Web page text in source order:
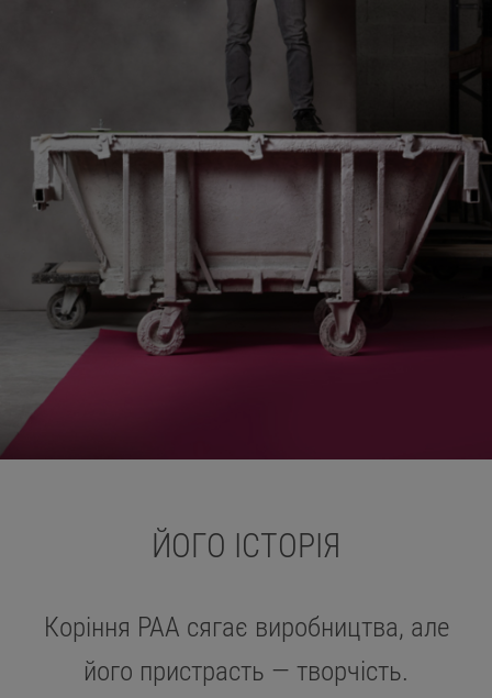
ЙОГО ІСТОРІЯ
Коріння PAA сягає виробництва, але
його пристрасть — творчість.